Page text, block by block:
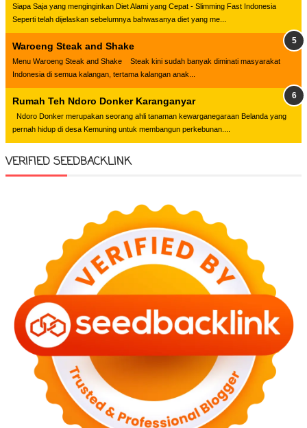
Siapa Saja yang menginginkan Diet Alami yang Cepat - Slimming Fast Indonesia
Seperti telah dijelaskan sebelumnya bahwasanya diet yang me...
Waroeng Steak and Shake
Menu Waroeng Steak and Shake Steak kini sudah banyak diminati masyarakat
Indonesia di semua kalangan, tertama kalangan anak...
Rumah Teh Ndoro Donker Karanganyar
Ndoro Donker merupakan seorang ahli tanaman kewarganegaraan Belanda yang
pernah hidup di desa Kemuning untuk membangun perkebunan....
VERIFIED SEEDBACKLINK